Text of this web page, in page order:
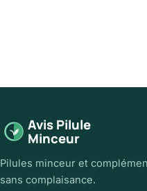
Avis Pilule
Minceur
Pilules minceur et
sans complaisance.